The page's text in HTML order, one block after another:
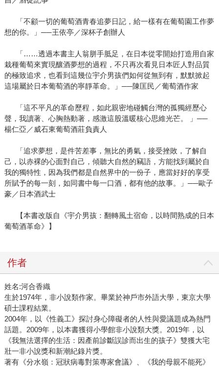
「不顧一切的葡萄酒青春追夢日記，給一樣有在葡萄園工作夢
想的你。」──王依亭／深杯子創辦人
「……透過本書主人翁胼手胝足，在日本從零開始打造用自家
栽種葡萄來實現釀酒夢想的過程，不只再次看見日本匠人對品質
的極致追求，也看到這幾位宇介男孩們如何從無到有，默默掀起
這場屬於日本葡萄酒的寧靜革命。」──陳匡民／葡萄酒作家
「這不平凡的革命歷程，如此親密地碰觸台灣的孤獨經歷心
聲，我讀著、心胸熱動著，感激這股溫暖核心思維光芒。 」──
楊仁亞／威石東葡萄酒莊負責人
「追求夢想，是件苦差事，無比的勇氣，接受挫敗，了解自
己，以赤裸的心面對自己，傾聽大自然的竊語，方能找到屬於自
我的獨特性，因為我們都是自然界中的一份子，應當好好的享受
所賦予的每一刻，如同書中每一口酒，都有他的故事。」──歐子
豪／日本酒武士
【本書改版自《宇介男孩：翻轉風土宿命，以時間熟成的日本
葡萄酒革命》】
作者
姓名:河合香織
生於1974年，非小說類作家。畢業於神戶市外語大學，東京大學
碩士課程結業。
2004年，以《性義工》探討身心障礙者的人性與愛議題成為熱門
話題。2009年，以本書獲得小學館非小說類大獎。2019年，以
《我無法選擇的生活：因產前診斷誤診而出生的孩子》雙獲大宅
壯一非小說獎和新潮紀錄片獎。
著有《分水嶺：冠狀病毒對策專家會議》、《我的母親不能死》